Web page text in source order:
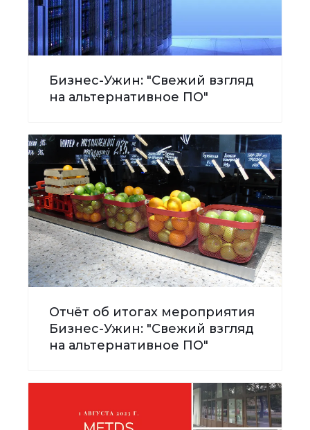
Бизнес-Ужин: "Свежий взгляд
на альтернативное ПО"
Отчёт об итогах мероприятия
Бизнес-Ужин: "Свежий взгляд
на альтернативное ПО"